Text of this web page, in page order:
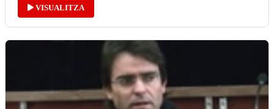
VISUALITZA